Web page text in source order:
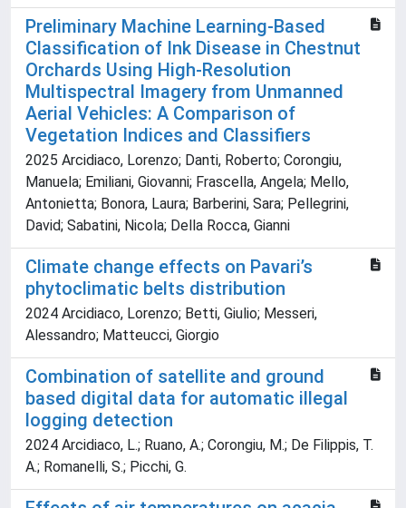
Preliminary Machine Learning-Based
Classification of Ink Disease in Chestnut
Orchards Using High-Resolution
Multispectral Imagery from Unmanned
Aerial Vehicles: A Comparison of
Vegetation Indices and Classifiers
2025 Arcidiaco, Lorenzo; Danti, Roberto; Corongiu,
Manuela; Emiliani, Giovanni; Frascella, Angela; Mello,
Antonietta; Bonora, Laura; Barberini, Sara; Pellegrini,
David; Sabatini, Nicola; Della Rocca, Gianni
Climate change effects on Pavari’s
phytoclimatic belts distribution
2024 Arcidiaco, Lorenzo; Betti, Giulio; Messeri,
Alessandro; Matteucci, Giorgio
Combination of satellite and ground
based digital data for automatic illegal
logging detection
2024 Arcidiaco, L.; Ruano, A.; Corongiu, M.; De Filippis, T.
A.; Romanelli, S.; Picchi, G.